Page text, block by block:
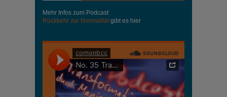
Mehr Infos zum Podcast
Rückkehr zur Normalitätgibt es hier